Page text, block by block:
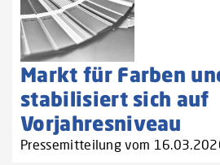
Markt für Farben
stabilisiert sich auf
Vorjahresniveau
Pressemitteilung vom